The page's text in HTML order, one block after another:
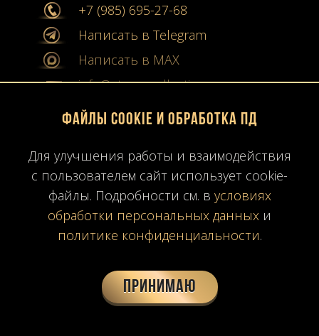
+7 (985) 695-27-68
Написать в Telegram
Написать в MAX
info@stone-collection.ru
Мы в социальных сетях:
Instagram
Youtube
Карта сайта
Политика конфиденциальности
Время работы: ПН-ПТ10:00-19:00
Файлы Cookie и обработка ПД
Для улучшения работы и взаимодействия
с пользователем сайт использует cookie-
файлы. Подробности см. в условиях
обработки персональных данных и
политике конфиденциальности.
Принимаю